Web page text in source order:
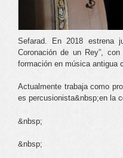
Sefarad. En 2018 estrena
Coronación de un Rey”,
formación en música antigua
Actualmente trabaja como
es percusionista&nbsp;en la
&nbsp;
&nbsp;